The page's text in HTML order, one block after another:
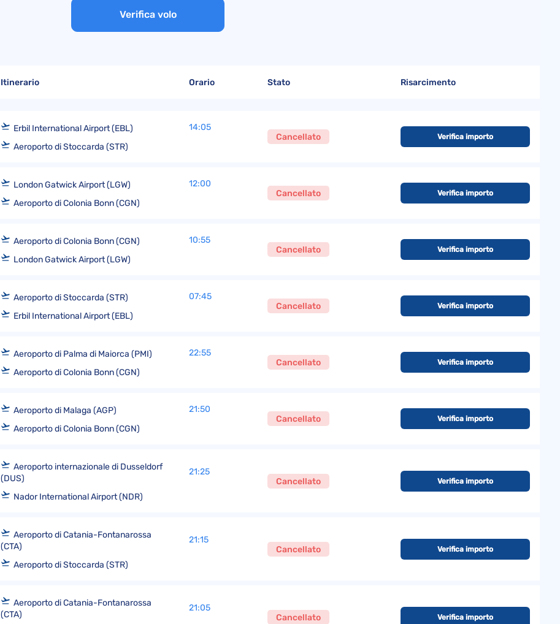
Risarcimento e rimborso easyJet
Risarcimento e rimborso Air France
La Convenzione di Montreal
Verifica volo
Itinerario Orario Stato Risarcimento
Erbil International Airport (EBL)
Aeroporto di Stoccarda (STR)
14:05
Cancellato
Verifica importo
London Gatwick Airport (LGW)
Aeroporto di Colonia Bonn (CGN)
12:00
Cancellato
Verifica importo
Aeroporto di Colonia Bonn (CGN)
London Gatwick Airport (LGW)
10:55
Cancellato
Verifica importo
Aeroporto di Stoccarda (STR)
Erbil International Airport (EBL)
07:45
Cancellato
Verifica importo
Aeroporto di Palma di Maiorca (PMI)
Aeroporto di Colonia Bonn (CGN)
22:55
Cancellato
Verifica importo
Aeroporto di Malaga (AGP)
Aeroporto di Colonia Bonn (CGN)
21:50
Cancellato
Verifica importo
Aeroporto internazionale di Dusseldorf
(DUS)
Nador International Airport (NDR)
21:25
Cancellato
Verifica importo
Aeroporto di Catania-Fontanarossa
(CTA)
Aeroporto di Stoccarda (STR)
21:15
Cancellato
Verifica importo
Aeroporto di Catania-Fontanarossa
(CTA)
21:05
Cancellato
Verifica importo